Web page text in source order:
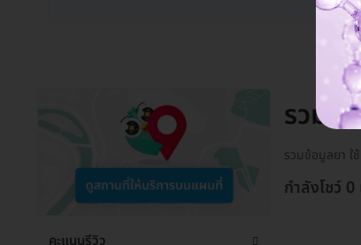
รวมข้
รวมข้อมูลยา ใ
กำลังโชว์